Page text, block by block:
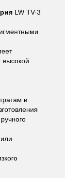
LW TV-3
высокой
в